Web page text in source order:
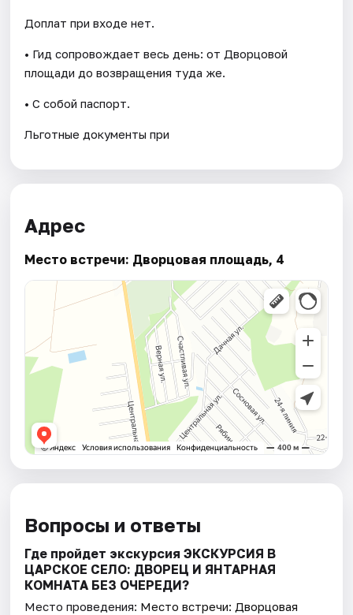
Доплат при входе нет.
• Гид сопровождает весь день: от Дворцовой
площади до возвращения туда же.
• С собой паспорт.
Льготные документы при
Адрес
Место встречи: Дворцовая площадь, 4
Вопросы и ответы
Где пройдет экскурсия ЭКСКУРСИЯ В
ЦАРСКОЕ СЕЛО: ДВОРЕЦ И ЯНТАРНАЯ
КОМНАТА БЕЗ ОЧЕРЕДИ?
Место проведения: Место встречи: Дворцовая